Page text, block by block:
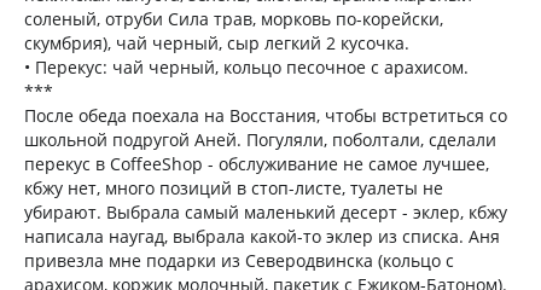
соленый, отруби Сила трав, морковь по-корейски,
скумбрия), чай черный, сыр легкий 2 кусочка.
• Перекус: чай черный, кольцо песочное с арахисом.
***
После обеда поехала на Восстания, чтобы встретиться со
школьной подругой Аней. Погуляли, поболтали, сделали
перекус в CoffeeShop - обслуживание не самое лучшее,
кбжу нет, много позиций в стоп-листе, туалеты не
убирают. Выбрала самый маленький десерт - эклер, кбжу
написала наугад, выбрала какой-то эклер из списка. Аня
привезла мне подарки из Северодвинска (кольцо с
арахисом, коржик молочный, пакетик с Ежиком-Батоном).